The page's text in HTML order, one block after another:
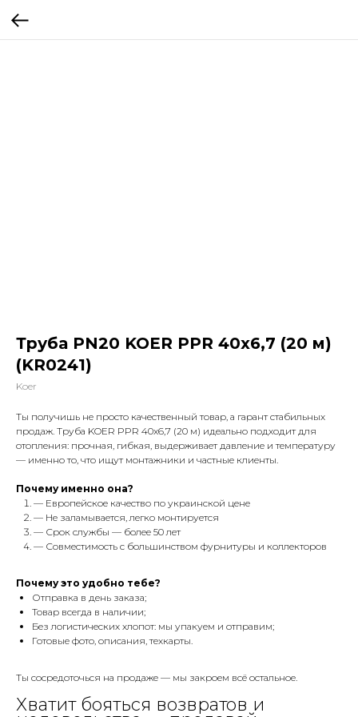
Труба PN20 KOER PPR 40x6,7 (20 м)
(KR0241)
Koer
Ты получишь не просто качественный товар, а гарант стабильных
продаж. Труба KOER PPR 40x6,7 (20 м) идеально подходит для
отопления: прочная, гибкая, выдерживает давление и температуру
— именно то, что ищут монтажники и частные клиенты.
Почему именно она?
— Европейское качество по украинской цене
— Не заламывается, легко монтируется
— Срок службы — более 50 лет
— Совместимость с большинством фурнитуры и коллекторов
Почему это удобно тебе?
Отправка в день заказа;
Товар всегда в наличии;
Без логистических хлопот: мы упакуем и отправим;
Готовые фото, описания, техкарты.
Ты сосредоточься на продаже — мы закроем всё остальное.
Хватит бояться возвратов и